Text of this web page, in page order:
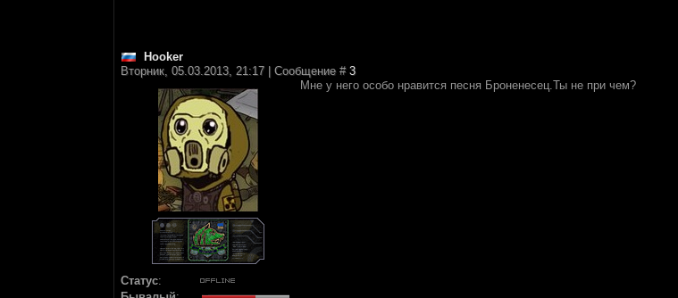
Hooker
Вторник, 05.03.2013, 21:17 | Сообщение # 3
Статус:
Мне у него особо нравится песня Броненесец.Ты не при чем?